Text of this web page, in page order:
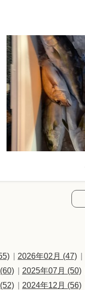
2026年02月 (47)
2025年07月 (50)
2024年12月 (56)